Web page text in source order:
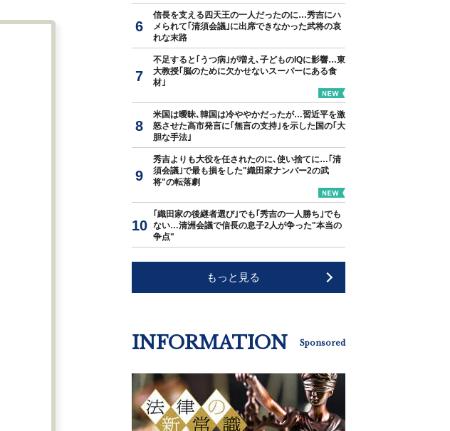
信長を支える四天王の一人だったのに…秀吉にハ
メられて｢清須会議｣に出席できなかった武将の哀
れな末路
不足すると｢うつ病｣が増え､子どものIQに影響…東
大教授｢脳のために欠かせないスーパーにある食
材｣
米国は曖昧､韓国は冷ややかだったが…習近平を激
怒させた高市発言に｢無言の支持｣を示した国の｢大
胆な手法｣
秀吉よりも大役を任されたのに､使い捨てに…｢清
須会議｣で最も損をした"織田家ナンバー2の武
将"の転落劇
｢織田家の後継者選び｣でも｢秀吉の一人勝ち｣でも
ない…清洲会議で信長の息子2人が争った"本当の
争点"
もっと見る
INFORMATION Sponsored